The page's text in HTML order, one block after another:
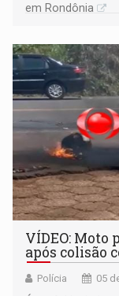
em Rondônia
VÍDEO: Moto
após colisão
Polícia 05